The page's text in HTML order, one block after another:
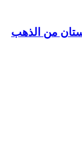
من الذهب